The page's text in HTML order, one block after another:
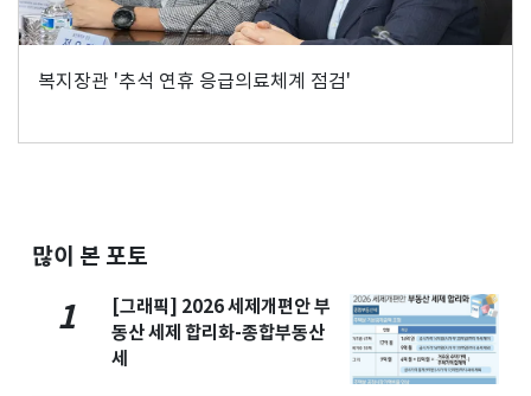
복지장관 '추석 연휴 응급의료체계 점검'
많이 본 포토
1
[그래픽] 2026 세제개편안 부
동산 세제 합리화-종합부동산
세